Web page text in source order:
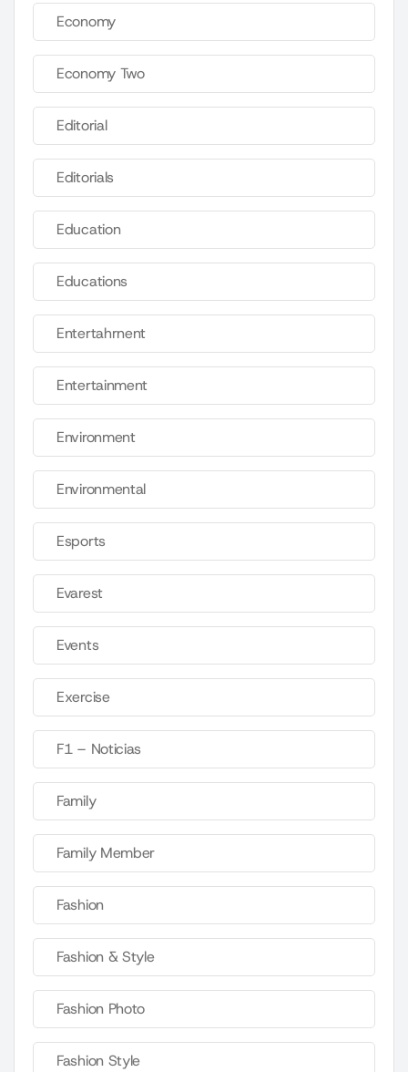
Economy
Economy Two
Editorial
Editorials
Education
Educations
Entertahrnent
Entertainment
Environment
Environmental
Esports
Evarest
Events
Exercise
F1 – Noticias
Family
Family Member
Fashion
Fashion & Style
Fashion Photo
Fashion Style